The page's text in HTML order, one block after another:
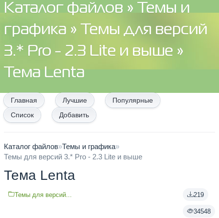
Каталог файлов »
Темы и
графика »
Темы для версий
3.* Pro - 2.3 Lite и выше »
Тема Lenta
Главная Лучшие
Популярные
Список
Добавить
Каталог файлов»Темы и графика»
Темы для версий 3.* Pro - 2.3 Lite и выше
Тема Lenta
219
34548
Темы для версий...